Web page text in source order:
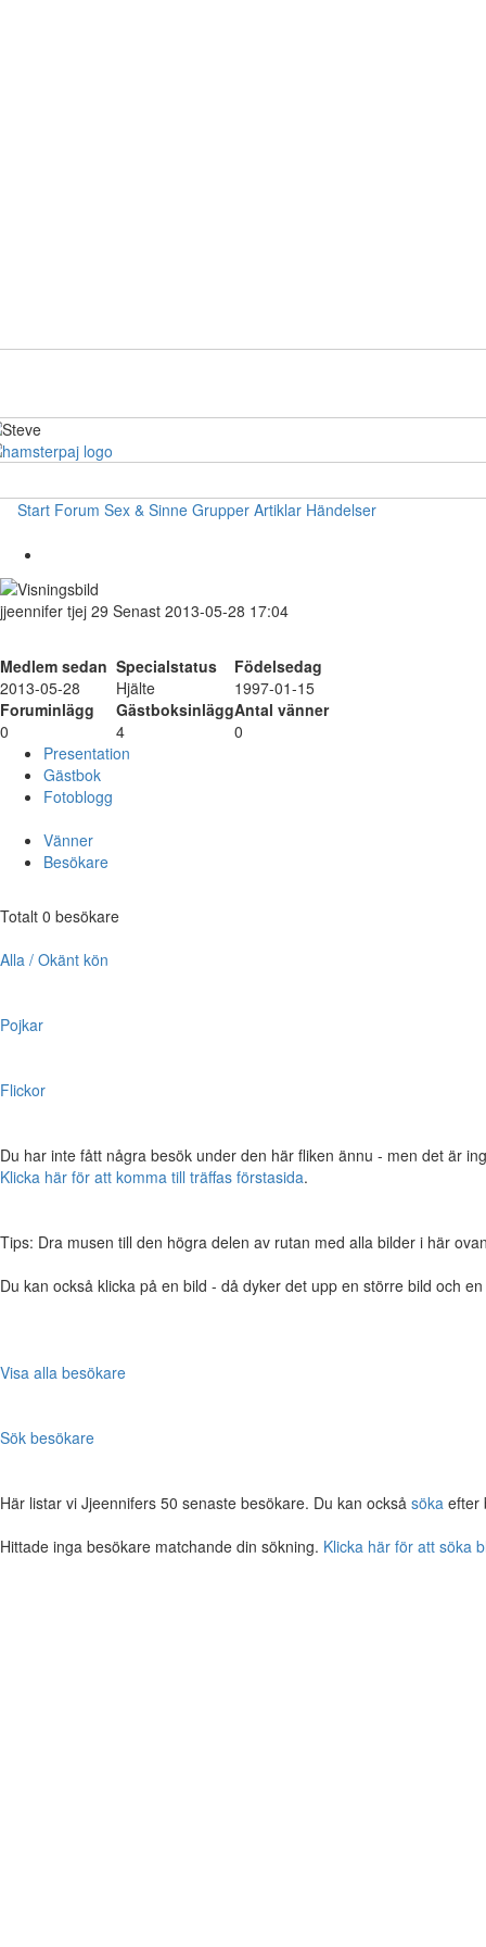
Start Forum Sex & Sinne Grupper Artiklar Händelser
jjeennifer tjej 29 Senast 2013-05-28 17:04
Medlem sedan Specialstatus
Födelsedag
2013-05-28
Hjälte
1997-01-15
Foruminlägg
GästboksinläggAntal vänner
0
4
0
Presentation
Gästbok
Fotoblogg
Vänner
Besökare
Totalt 0 besökare
Alla / Okänt kön
Pojkar
Flickor
Du har inte fått några besök under den här fliken ännu - men det är
Klicka här för att komma till träffas förstasida.
Tips: Dra musen till den högra delen av rutan med alla bilder i här
Du kan också klicka på en bild - då dyker det upp en större bild och
Visa alla besökare
Sök besökare
Här listar vi Jjeennifers 50 senaste besökare. Du kan också söka efter
Hittade inga besökare matchande din sökning. Klicka här för att söka